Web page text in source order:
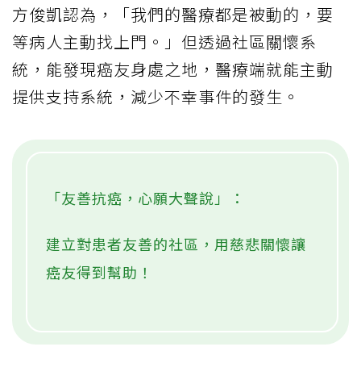
方俊凱認為，「我們的醫療都是被動的，要
等病人主動找上門。」但透過社區關懷系
統，能發現癌友身處之地，醫療端就能主動
提供支持系統，減少不幸事件的發生。
「友善抗癌，心願大聲說」：
建立對患者友善的社區，用慈悲關懷讓
癌友得到幫助！